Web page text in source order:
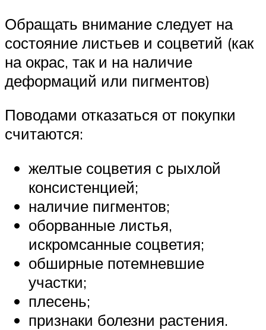
Обращать внимание следует на
состояние листьев и соцветий (как
на окрас, так и на наличие
деформаций или пигментов)
Поводами отказаться от покупки
считаются:
желтые соцветия с рыхлой
консистенцией;
наличие пигментов;
оборванные листья,
искромсанные соцветия;
обширные потемневшие
участки;
плесень;
признаки болезни растения.